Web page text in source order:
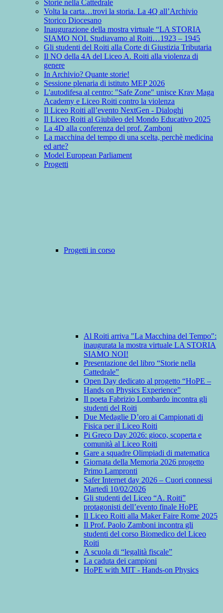
Storie nella Cattedrale
Volta la carta…trovi la storia. La 4Q all’Archivio
Storico Diocesano
Inaugurazione della mostra virtuale “LA STORIA
SIAMO NOI. Studiavamo al Roiti…1923 – 1945
Gli studenti del Roiti alla Corte di Giustizia Tributaria
Il NO della 4A del Liceo A. Roiti alla violenza di
genere
In Archivio? Quante storie!
Sessione plenaria di istituto MEP 2026
L'autodifesa al centro: "Safe Zone" unisce Krav Maga
Academy e Liceo Roiti contro la violenza
Il Liceo Roiti all’evento NextGen - Dialoghi
Il Liceo Roiti al Giubileo del Mondo Educativo 2025
La 4D alla conferenza del prof. Zamboni
La macchina del tempo di una scelta, perchè medicina
ed arte?
Model European Parliament
Progetti
Progetti in corso
Al Roiti arriva "La Macchina del Tempo":
inaugurata la mostra virtuale LA STORIA
SIAMO NOI!
Presentazione del libro “Storie nella
Cattedrale”
Open Day dedicato al progetto “HoPE –
Hands on Physics Experience”
Il poeta Fabrizio Lombardo incontra gli
studenti del Roiti
Due Medaglie D’oro ai Campionati di
Fisica per il Liceo Roiti
Pi Greco Day 2026: gioco, scoperta e
comunità al Liceo Roiti
Gare a squadre Olimpiadi di matematica
Giornata della Memoria 2026 progetto
Primo Lampronti
Safer Internet day 2026 – Cuori connessi
Martedì 10/02/2026
Gli studenti del Liceo “A. Roiti”
protagonisti dell’evento finale HoPE
Il Liceo Roiti alla Maker Faire Rome 2025
Il Prof. Paolo Zamboni incontra gli
studenti del corso Biomedico del Liceo
Roiti
A scuola di “legalità fiscale”
La caduta dei campioni
HoPE with MIT - Hands-on Physics